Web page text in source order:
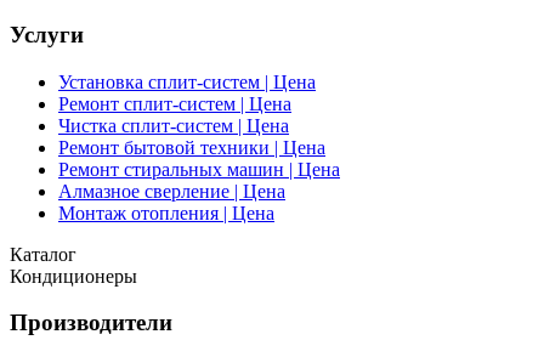
Услуги
Установка сплит-систем | Цена
Ремонт сплит-систем | Цена
Чистка сплит-систем | Цена
Ремонт бытовой техники | Цена
Ремонт стиральных машин | Цена
Алмазное сверление | Цена
Монтаж отопления | Цена
Каталог
Кондиционеры
Производители